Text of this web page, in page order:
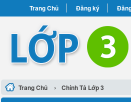
Trang Chủ Đăng ký
Trang Chủ › Chính Tả Lớp 3